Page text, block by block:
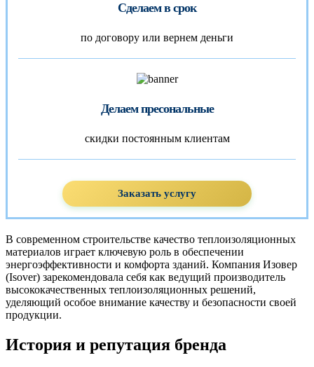
Сделаем в срок
по договору или вернем деньги
Делаем пресональные
скидки постоянным клиентам
Заказать услугу
В современном строительстве качество теплоизоляционных
материалов играет ключевую роль в обеспечении
энергоэффективности и комфорта зданий. Компания Изовер
(Isover) зарекомендовала себя как ведущий производитель
высококачественных теплоизоляционных решений,
уделяющий особое внимание качеству и безопасности своей
продукции.
История и репутация бренда